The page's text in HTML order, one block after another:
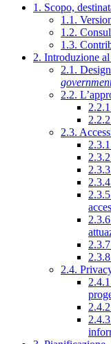
1. Scopo,
1.1.
1.2.
1.3.
2. Introduzione
2.1.
2.2.
2.3.
2.4.